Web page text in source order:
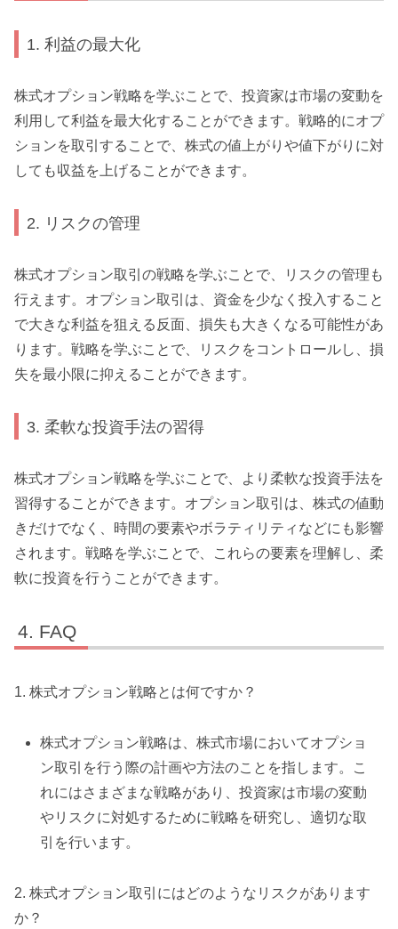
1. 利益の最大化
株式オプション戦略を学ぶことで、投資家は市場の変動を
利用して利益を最大化することができます。戦略的にオプ
ションを取引することで、株式の値上がりや値下がりに対
しても収益を上げることができます。
2. リスクの管理
株式オプション取引の戦略を学ぶことで、リスクの管理も
行えます。オプション取引は、資金を少なく投入すること
で大きな利益を狙える反面、損失も大きくなる可能性があ
ります。戦略を学ぶことで、リスクをコントロールし、損
失を最小限に抑えることができます。
3. 柔軟な投資手法の習得
株式オプション戦略を学ぶことで、より柔軟な投資手法を
習得することができます。オプション取引は、株式の値動
きだけでなく、時間の要素やボラティリティなどにも影響
されます。戦略を学ぶことで、これらの要素を理解し、柔
軟に投資を行うことができます。
FAQ
1. 株式オプション戦略とは何ですか？
株式オプション戦略は、株式市場においてオプショ
ン取引を行う際の計画や方法のことを指します。こ
れにはさまざまな戦略があり、投資家は市場の変動
やリスクに対処するために戦略を研究し、適切な取
引を行います。
2. 株式オプション取引にはどのようなリスクがあります
か？